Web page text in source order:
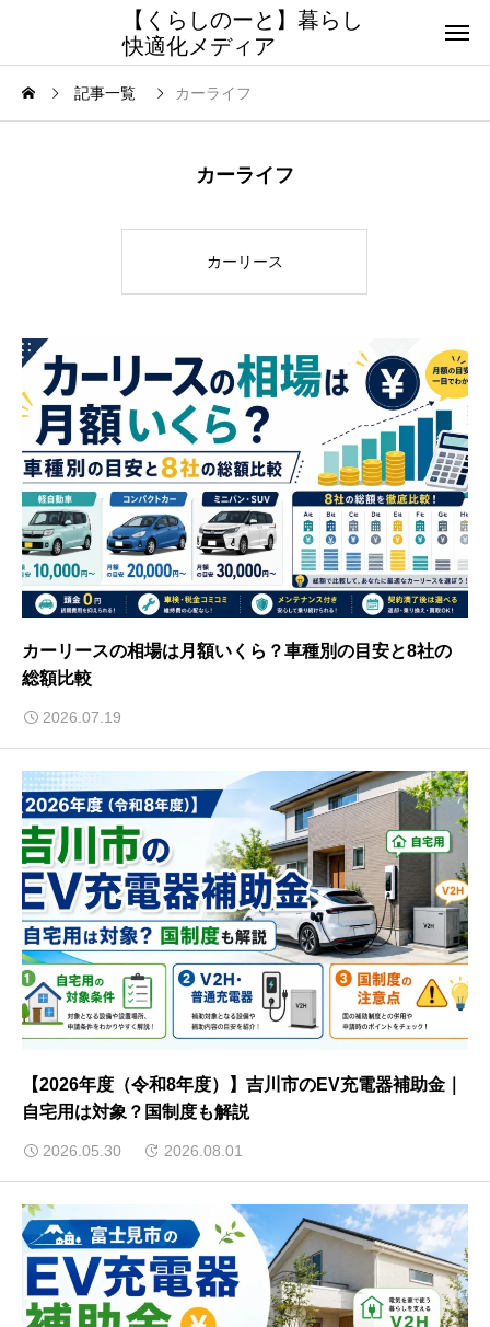
【くらしのーと】暮らし
快適化メディア
記事一覧 カーライフ
カーライフ
カーリース
カーリースの相場は月額いくら？車種別の目安と8社の
総額比較
2026.07.19
【2026年度（令和8年度）】吉川市のEV充電器補助金｜
自宅用は対象？国制度も解説
2026.05.30 2026.08.01